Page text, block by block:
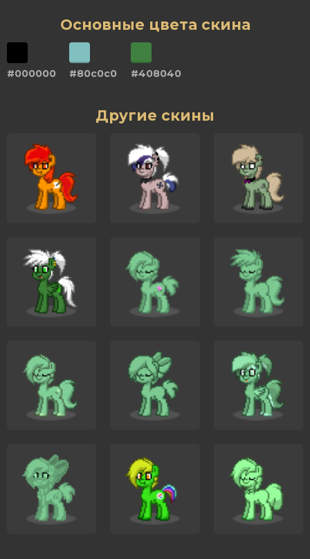
Основные цвета скина
#000000 #80c0c0 #408040
Другие скины